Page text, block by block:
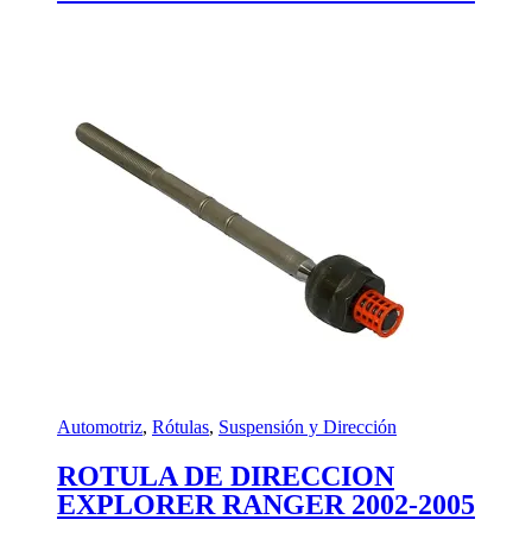
Automotriz, Rótulas, Suspensión y Dirección
ROTULA DE DIRECCION
EXPLORER RANGER 2002-2005